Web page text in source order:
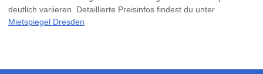
deutlich variieren. Detaillierte Preisinfos findest du unter
Mietspiegel Dresden